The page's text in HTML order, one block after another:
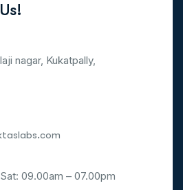
nagar, Kukatpally,
09.00am – 07.00pm